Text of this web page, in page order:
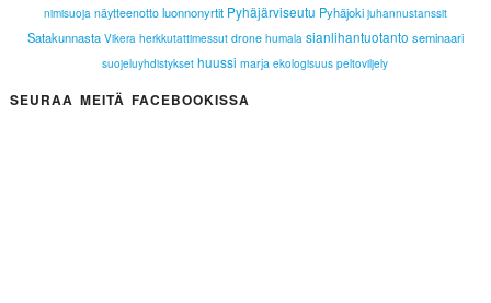
nimisuoja näytteenotto luonnonyrtit Pyhäjärviseutu Pyhäjoki juhannustanssit
Satakunnasta Vikera herkkutattimessut drone humala sianlihantuotanto seminaari
suojeluyhdistykset huussi marja ekologisuus peltoviljely
SEURAA MEITÄ FACEBOOKISSA